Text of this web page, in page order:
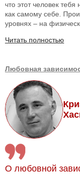
что этот человек
как самому себе.
уровнях – на
Читать полностью
Любовная
О любовной